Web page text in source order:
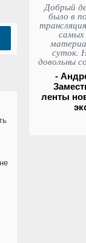
Добрый
было в
самых
суток.
довольны
-
ленты